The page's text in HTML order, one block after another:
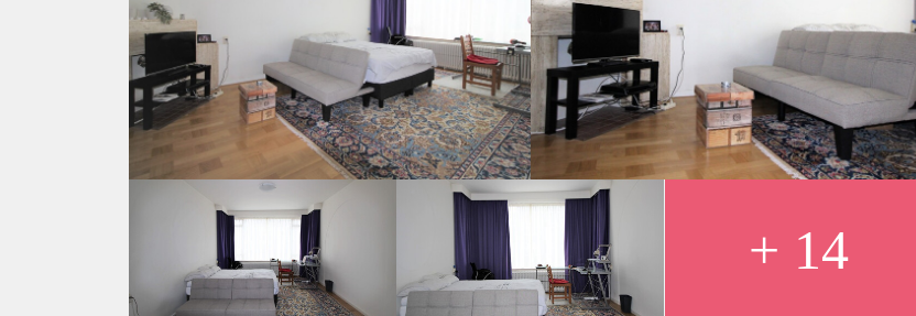
- No pets
- Communial spaces will be cleaned every 2 weeks so you only need to clean your own room
- Room is furnished with a double bed, wardrobe, desk, sofa and TV
- Room 30m2 Total apartment is 120m2
- Wooden floors
- Large shared kitchen with built-in appliances
- Nice balcony
Rental price € 1152,- INCLUDING utilities (includes gas, water, electricity, internet, television, government taxes
and service costs)
Deposit equal to 2 months rent
+ 14